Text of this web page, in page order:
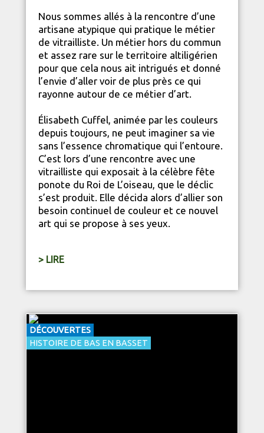
Nous sommes allés à la rencontre d’une
artisane atypique qui pratique le métier
de vitrailliste. Un métier hors du commun
et assez rare sur le territoire altiligérien
pour que cela nous ait intrigués et donné
l’envie d’aller voir de plus près ce qui
rayonne autour de ce métier d’art.
Élisabeth Cuffel, animée par les couleurs
depuis toujours, ne peut imaginer sa vie
sans l’essence chromatique qui l’entoure.
C’est lors d’une rencontre avec une
vitrailliste qui exposait à la célèbre fête
ponote du Roi de L’oiseau, que le déclic
s’est produit. Elle décida alors d’allier son
besoin continuel de couleur et ce nouvel
art qui se propose à ses yeux.
> LIRE
DÉCOUVERTES
HISTOIRE DE BAS EN BASSET